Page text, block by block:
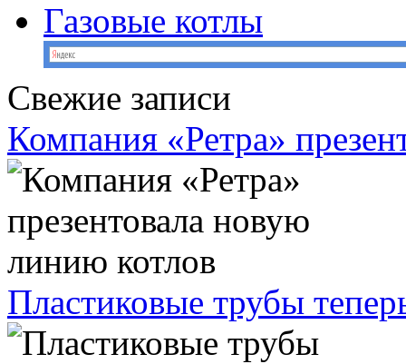
Газовые котлы
Свежие записи
Компания «Ретра»
Пластиковые трубы